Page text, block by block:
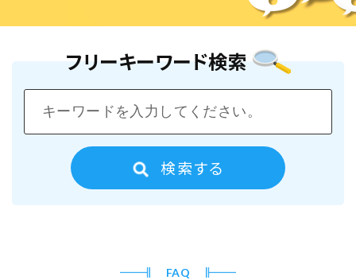
フリーキーワード検索
検索する
FAQ